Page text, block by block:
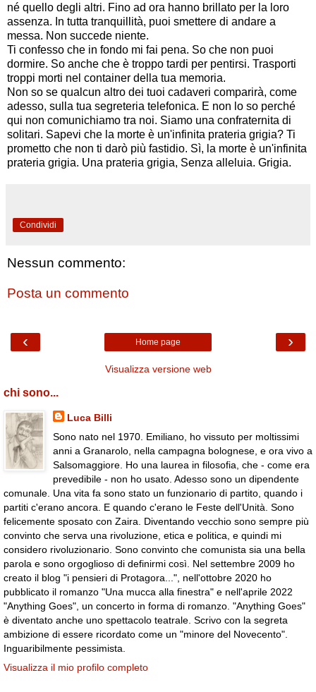
né quello degli altri. Fino ad ora hanno brillato per la loro
assenza. In tutta tranquillità, puoi smettere di andare a
messa. Non succede niente.
Ti confesso che in fondo mi fai pena. So che non puoi
dormire. So anche che è troppo tardi per pentirsi. Trasporti
troppi morti nel container della tua memoria.
Non so se qualcun altro dei tuoi cadaveri comparirà, come
adesso, sulla tua segreteria telefonica. E non lo so perché
qui non comunichiamo tra noi. Siamo una confraternita di
solitari. Sapevi che la morte è un'infinita prateria grigia? Ti
prometto che non ti darò più fastidio. Sì, la morte è un'infinita
prateria grigia. Una prateria grigia, Senza alleluia. Grigia.
Condividi
Nessun commento:
Posta un commento
‹ ›
Home page
Visualizza versione web
chi sono...
Luca Billi
Sono nato nel 1970. Emiliano, ho vissuto per moltissimi
anni a Granarolo, nella campagna bolognese, e ora vivo a
Salsomaggiore. Ho una laurea in filosofia, che - come era
prevedibile - non ho usato. Adesso sono un dipendente
comunale. Una vita fa sono stato un funzionario di partito, quando i
partiti c'erano ancora. E quando c'erano le Feste dell'Unità. Sono
felicemente sposato con Zaira. Diventando vecchio sono sempre più
convinto che serva una rivoluzione, etica e politica, e quindi mi
considero rivoluzionario. Sono convinto che comunista sia una bella
parola e sono orgoglioso di definirmi così. Nel settembre 2009 ho
creato il blog "i pensieri di Protagora...", nell'ottobre 2020 ho
pubblicato il romanzo "Una mucca alla finestra" e nell'aprile 2022
"Anything Goes", un concerto in forma di romanzo. "Anything Goes"
è diventato anche uno spettacolo teatrale. Scrivo con la segreta
ambizione di essere ricordato come un "minore del Novecento".
Inguaribilmente pessimista.
Visualizza il mio profilo completo